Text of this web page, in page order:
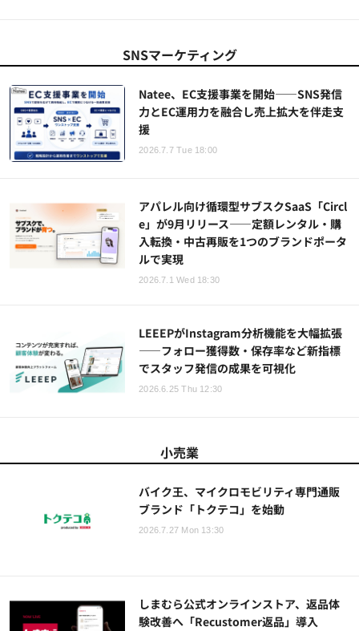
SNSマーケティング
Natee、EC支援事業を開始——SNS発信
力とEC運用力を融合し売上拡大を伴走支
援
2026.7.7 Tue 18:00
アパレル向け循環型サブスクSaaS「Circl
e」が9月リリース——定額レンタル・購
入転換・中古再販を1つのブランドポータ
ルで実現
2026.7.1 Wed 18:30
LEEEPがInstagram分析機能を大幅拡張
——フォロー獲得数・保存率など新指標
でスタッフ発信の成果を可視化
2026.6.25 Thu 12:30
小売業
バイク王、マイクロモビリティ専門通販
ブランド「トクテコ」を始動
2026.7.27 Mon 13:30
しまむら公式オンラインストア、返品体
験改善へ「Recustomer返品」導入